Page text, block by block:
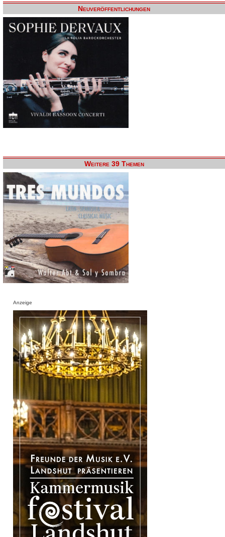
Neuveröffentlichungen
Weitere 39 Themen
Anzeige